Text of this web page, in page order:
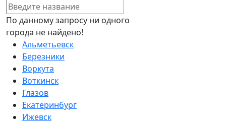
По данному запросу ни одного
города не найдено!
Альметьевск
Березники
Воркута
Воткинск
Глазов
Екатеринбург
Ижевск